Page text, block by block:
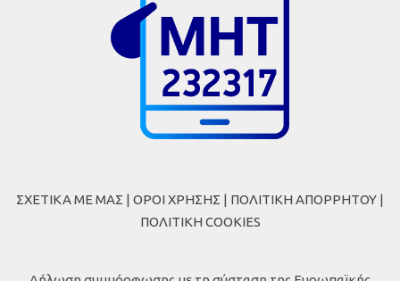
ΣΧΕΤΙΚΑ ΜΕ ΜΑΣ | ΟΡΟΙ ΧΡΗΣΗΣ | ΠΟΛΙΤΙΚΗ ΑΠΟΡΡΗΤΟΥ |
ΠΟΛΙΤΙΚΗ COOKIES